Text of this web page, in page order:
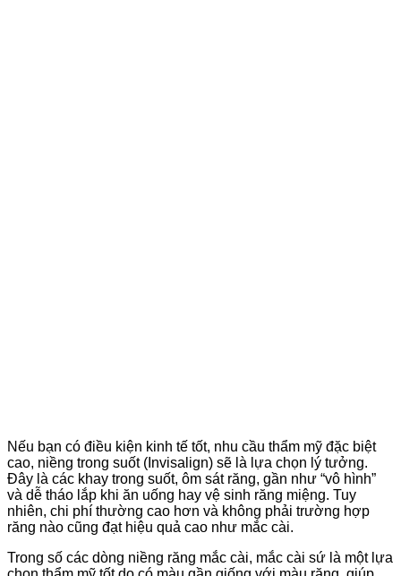
Nếu bạn có điều kiện kinh tế tốt, nhu cầu thẩm mỹ đặc biệt
cao, niềng trong suốt (Invisalign) sẽ là lựa chọn lý tưởng.
Đây là các khay trong suốt, ôm sát răng, gần như “vô hình”
và dễ tháo lắp khi ăn uống hay vệ sinh răng miệng. Tuy
nhiên, chi phí thường cao hơn và không phải trường hợp
răng nào cũng đạt hiệu quả cao như mắc cài.
Trong số các dòng niềng răng mắc cài, mắc cài sứ là một lựa